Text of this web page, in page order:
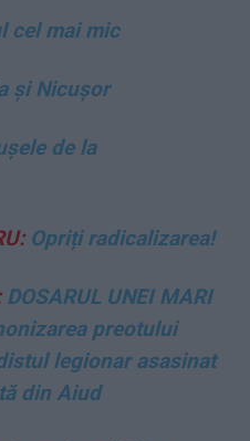
cel mai mic
și Nicușor
de la
Opriți radicalizarea!
DOSARUL UNEI MARI
preotului
legionar asasinat
din Aiud